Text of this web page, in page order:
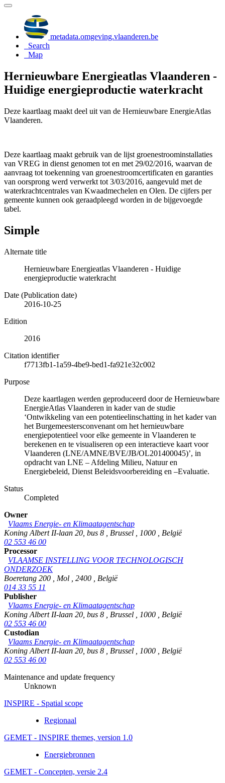
metadata.omgeving.vlaanderen.be
Search
Map
Hernieuwbare Energieatlas Vlaanderen -
Huidige energieproductie waterkracht
Deze kaartlaag maakt deel uit van de Hernieuwbare EnergieAtlas
Vlaanderen.
Deze kaartlaag maakt gebruik van de lijst groenestroominstallaties
van VREG in dienst genomen tot en met 29/02/2016, waarvan de
aanvraag tot toekenning van groenestroomcertificaten en garanties
van oorsprong werd verwerkt tot 3/03/2016, aangevuld met de
waterkrachtcentrales van Kwaadmechelen en Olen. De cijfers per
gemeente kunnen ook geraadpleegd worden in de bijgevoegde
tabel.
Simple
Alternate title
Hernieuwbare Energieatlas Vlaanderen - Huidige
energieproductie waterkracht
Date (Publication date)
2016-10-25
Edition
2016
Citation identifier
f7713fb1-1a59-4be9-bed1-fa921e32c002
Purpose
Deze kaartlagen werden geproduceerd door de Hernieuwbare
EnergieAtlas Vlaanderen in kader van de studie
‘Ontwikkeling van een potentieelinschatting in het kader van
het Burgemeestersconvenant om het hernieuwbare
energiepotentieel voor elke gemeente in Vlaanderen te
berekenen en te visualiseren op een interactieve kaart voor
Vlaanderen (LNE/AMNE/BVE/JB/OL201400045)’, in
opdracht van LNE – Afdeling Milieu, Natuur en
Energiebeleid, Dienst Beleidsvoorbereiding en –Evaluatie.
Status
Completed
Owner
Vlaams Energie- en Klimaatagentschap
Koning Albert II-laan 20, bus 8
Brussel 1000
België
02 553 46 00
Processor
VLAAMSE INSTELLING VOOR TECHNOLOGISCH
ONDERZOEK
Boeretang 200
Mol 2400
België
014 33 55 11
Publisher
Vlaams Energie- en Klimaatagentschap
Koning Albert II-laan 20, bus 8
Brussel 1000
België
02 553 46 00
Custodian
Vlaams Energie- en Klimaatagentschap
Koning Albert II-laan 20, bus 8
Brussel 1000
België
02 553 46 00
Maintenance and update frequency
Unknown
INSPIRE - Spatial scope
Regionaal
GEMET - INSPIRE themes, version 1.0
Energiebronnen
GEMET - Concepten, versie 2.4